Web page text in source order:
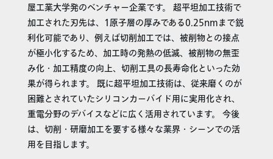
屋工業大学発のベンチャー企業です。 超平坦加工技術で
加工された刃先は、1原子層の厚みである0.25nmまで鋭
利化可能であり、例えば切削加工では、被削物との接点
が極小化するため、加工時の発熱の低減、被削物の無歪
み化・加工精度の向上、切削工具の長寿命化といった効
果が得られます。 既に超平坦加工技術は、従来磨くのが
困難とされていたシリコンカーバイド用に実用化され、
重電分野のデバイスなどに広く活用されています。 今後
は、切削・研磨加工を要する様々な業界・シーンでの活
用を目指します。